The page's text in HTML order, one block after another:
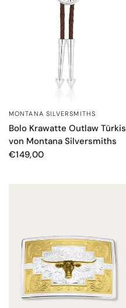
SCHNELLANSICHT
MONTANA SILVERSMITHS
Bolo Krawatte Outlaw Türkis
von Montana Silversmiths
€149,00